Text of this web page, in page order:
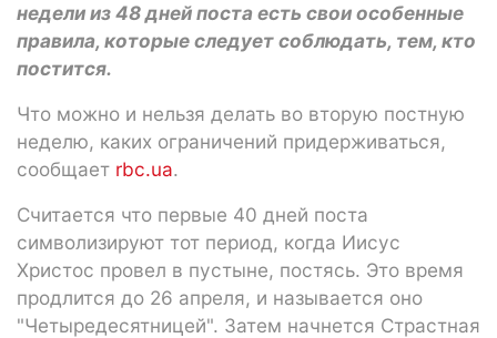
недели из 48 дней поста есть свои особенные
правила, которые следует соблюдать, тем, кто
постится.
Что можно и нельзя делать во вторую постную
неделю, каких ограничений придерживаться,
сообщает rbc.ua.
Считается что первые 40 дней поста
символизируют тот период, когда Иисус
Христос провел в пустыне, постясь. Это время
продлится до 26 апреля, и называется оно
"Четыредесятницей". Затем начнется Страстная